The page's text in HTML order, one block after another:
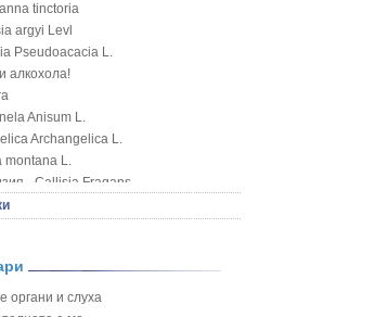
tinctoria
argyi Levl
Pseudoacacia L.
алкохола!
Anisum L.
Archangelica L.
montana L.
- Callisia Fragans
melanocorpa
calamus L.
Spirea ulmaria L.
органи и слуха